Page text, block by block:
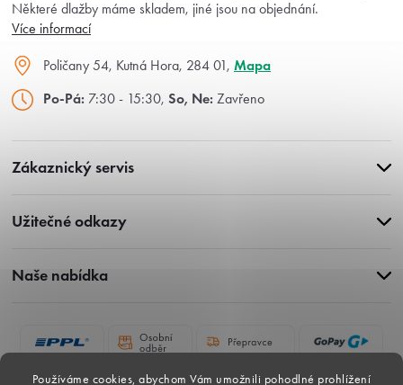
Používáme cookies, abychom Vám umožnili pohodlné prohlížení
Zákaznický servis
Užitečné odkazy
Naše nabídka
Některé dlažby máme skladem, jiné jsou na objednání.
Více informací
Poličany 54, Kutná Hora, 284 01, Mapa
Po-Pá: 7:30 - 15:30, So, Ne: Zavřeno